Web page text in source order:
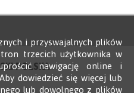
i przyswajalnych plików
trzecich użytkownika w
nawigację online i
dowiedzieć się więcej lub
lub dowolnego z plików
POLSKA